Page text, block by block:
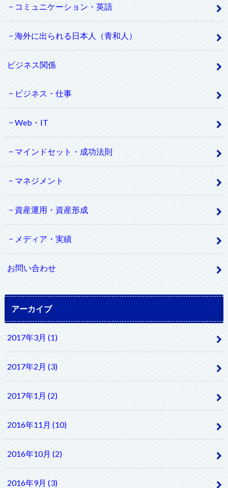
コミュニケーション・英語
海外に出られる日本人（青和人）
ビジネス関係
ビジネス・仕事
Web・IT
マインドセット・成功法則
マネジメント
資産運用・資産形成
メディア・実績
お問い合わせ
アーカイブ
2017年3月 (1)
2017年2月 (3)
2017年1月 (2)
2016年11月 (10)
2016年10月 (2)
2016年9月 (3)